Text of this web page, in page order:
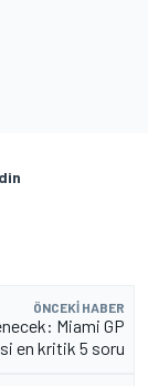
ÖNCEKI HABER
Miami GP
en kritik 5 soru